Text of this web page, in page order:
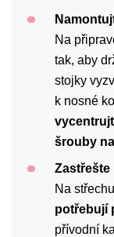
Na
tak, aby
stojky
k nosné
šrouby
Zastřešte
Na
potřebují
přívodní